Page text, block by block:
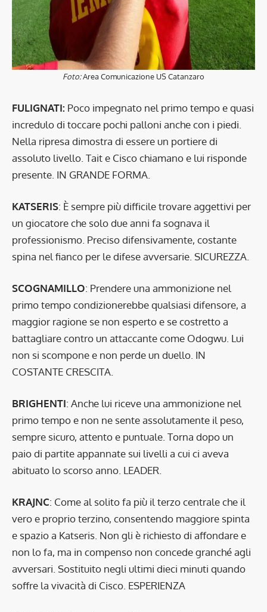
Foto:Area Comunicazione US Catanzaro
FULIGNATI: Poco impegnato nel primo tempo e quasi
incredulo di toccare pochi palloni anche con i piedi.
Nella ripresa dimostra di essere un portiere di
assoluto livello. Tait e Cisco chiamano e lui risponde
presente. IN GRANDE FORMA.
KATSERIS: È sempre più difficile trovare aggettivi per
un giocatore che solo due anni fa sognava il
professionismo. Preciso difensivamente, costante
spina nel fianco per le difese avversarie. SICUREZZA.
SCOGNAMILLO: Prendere una ammonizione nel
primo tempo condizionerebbe qualsiasi difensore, a
maggior ragione se non esperto e se costretto a
battagliare contro un attaccante come Odogwu. Lui
non si scompone e non perde un duello. IN
COSTANTE CRESCITA.
BRIGHENTI: Anche lui riceve una ammonizione nel
primo tempo e non ne sente assolutamente il peso,
sempre sicuro, attento e puntuale. Torna dopo un
paio di partite appannate sui livelli a cui ci aveva
abituato lo scorso anno. LEADER.
KRAJNC: Come al solito fa più il terzo centrale che il
vero e proprio terzino, consentendo maggiore spinta
e spazio a Katseris. Non gli è richiesto di affondare e
non lo fa, ma in compenso non concede granché agli
avversari. Sostituito negli ultimi dieci minuti quando
soffre la vivacità di Cisco. ESPERIENZA